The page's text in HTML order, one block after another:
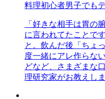
料理初心者男子でも
「好きな相手は胃の
に言われてたことで
と。飲んだ後「ちょ
度一緒にアレ作らな
どなど、さまざまな
理研究家がお教えしま